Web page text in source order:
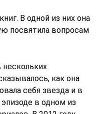
В одной из них она
посвятила вопросам
нескольких
как она
себя звезда и в
в одном из